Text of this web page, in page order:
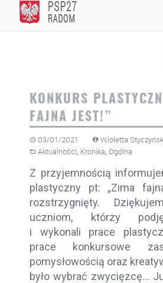
content
KONKURS
FAJNA JEST!”
03/01/2021
Wioletta
Aktualności, Kronika, Ogólna
Z przyjemnością
plastyczny pt: „Zima
rozstrzygnięty.
uczniom, którzy
i wykonali prace
prace konkursowe
pomysłowością oraz
było wybrać zwycięzcę…